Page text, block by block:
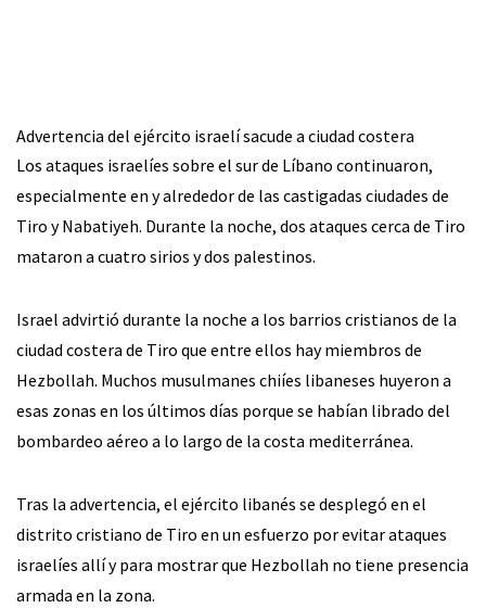
Advertencia del ejército israelí sacude a ciudad costera
Los ataques israelíes sobre el sur de Líbano continuaron,
especialmente en y alrededor de las castigadas ciudades de
Tiro y Nabatiyeh. Durante la noche, dos ataques cerca de Tiro
mataron a cuatro sirios y dos palestinos.
Israel advirtió durante la noche a los barrios cristianos de la
ciudad costera de Tiro que entre ellos hay miembros de
Hezbollah. Muchos musulmanes chiíes libaneses huyeron a
esas zonas en los últimos días porque se habían librado del
bombardeo aéreo a lo largo de la costa mediterránea.
Tras la advertencia, el ejército libanés se desplegó en el
distrito cristiano de Tiro en un esfuerzo por evitar ataques
israelíes allí y para mostrar que Hezbollah no tiene presencia
armada en la zona.